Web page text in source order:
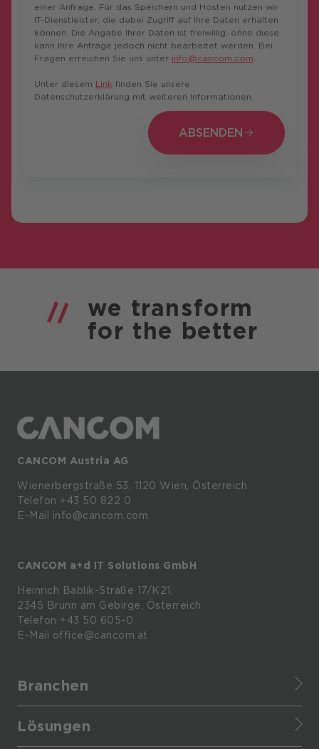
einer Anfrage. Für das Speichern und Hosten nutzen wir
IT-Dienstleister, die dabei Zugriff auf Ihre Daten erhalten
können. Die Angabe Ihrer Daten ist freiwillig, ohne diese
kann Ihre Anfrage jedoch nicht bearbeitet werden. Bei
Fragen erreichen Sie uns unter info@cancom.com
Unter diesem Link finden Sie unsere
Datenschutzerklärung mit weiteren Informationen.
ABSENDEN
ABSENDEN
we transform
for the better
CANCOM Austria AG
Wienerbergstraße 53, 1120 Wien, Österreich
Telefon +43 50 822 0
E-Mail info@cancom.com
CANCOM a+d IT Solutions GmbH
Heinrich Bablik-Straße 17/K21,
2345 Brunn am Gebirge, Österreich
Telefon +43 50 605-0
E-Mail office@cancom.at
Branchen
Healthcare
Lösungen